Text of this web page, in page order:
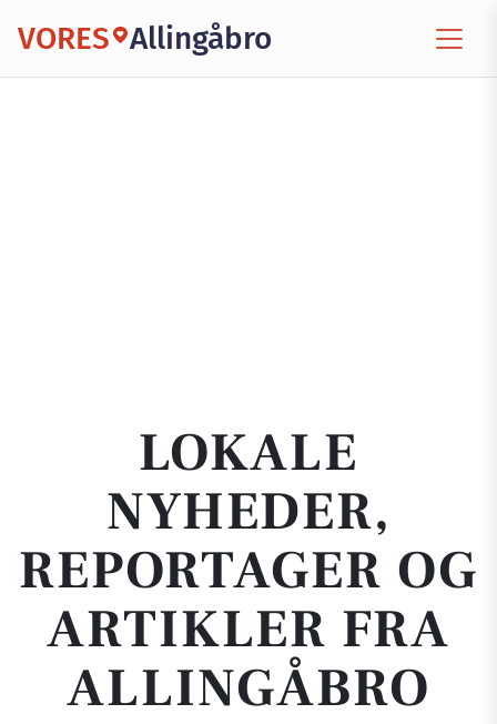
VORES Allingåbro
LOKALE
NYHEDER,
REPORTAGER OG
ARTIKLER FRA
ALLINGÅBRO